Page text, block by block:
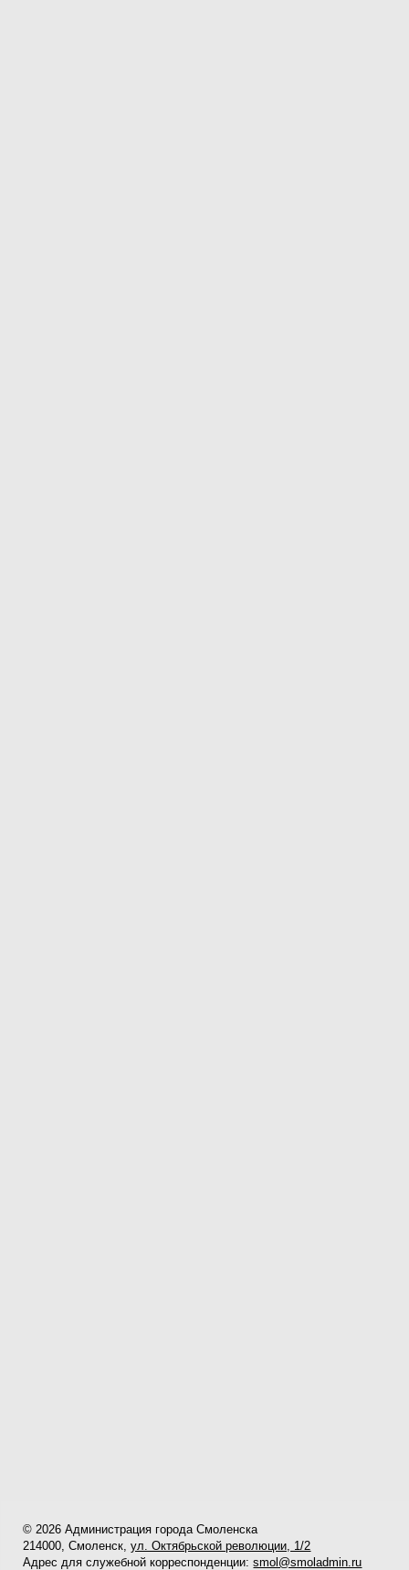
© 2026 Администрация города Смоленска
214000, Смоленск,ул. Октябрьской революции, 1/2
Адрес для служебной корреспонденции:smol@smoladmin.ru